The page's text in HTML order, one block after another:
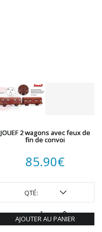
JOUEF 2 wagons avec feux de
fin de convoi
85.90€
QTÉ:
AJOUTER AU PANIER